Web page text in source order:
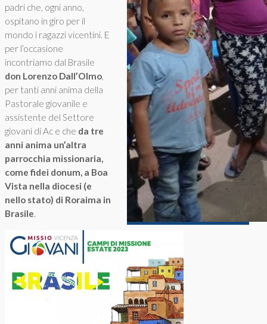
padri che, ogni anno,
ospitano in giro per il
mondo i ragazzi vicentini. E
per l’occasione
incontriamo dal Brasile
don Lorenzo Dall’Olmo,
per tanti anni anima della
Pastorale giovanile e
assistente del Settore
giovani di Ac e che da tre
anni anima un’altra
parrocchia missionaria,
come fidei donum, a Boa
Vista nella diocesi (e
nello stato) di Roraima in
Brasile.